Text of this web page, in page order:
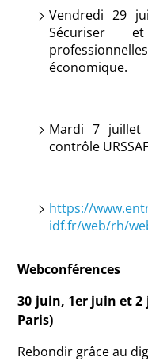
Vendredi 29
Sécuriser
économique.
Mardi 7
contrôle
https://
idf.fr/web/rh/
Webconférences
30 juin, 1er juin et 2
Paris)
Rebondir grâce au